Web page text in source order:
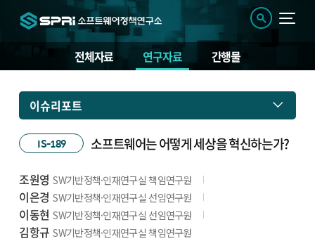
전체자료 연구자료 간행물
이슈리포트
IS-189 소프트웨어는 어떻게 세상을 혁신하는가?
조원영 SW기반정책·인재연구실 책임연구원
이은경 SW기반정책·인재연구실 선임연구원
이동현 SW기반정책·인재연구실 선임연구원
김항규 SW기반정책·인재연구실 책임연구원